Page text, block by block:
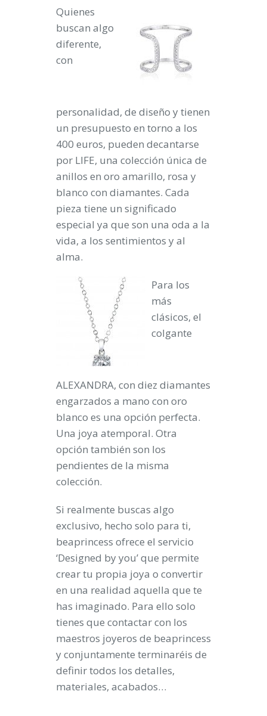
Quienes
buscan algo
diferente,
con
personalidad, de diseño y tienen
un presupuesto en torno a los
400 euros, pueden decantarse
por LIFE, una colección única de
anillos en oro amarillo, rosa y
blanco con diamantes. Cada
pieza tiene un significado
especial ya que son una oda a la
vida, a los sentimientos y al
alma.
Para los
más
clásicos, el
colgante
ALEXANDRA, con diez diamantes
engarzados a mano con oro
blanco es una opción perfecta.
Una joya atemporal. Otra
opción también son los
pendientes de la misma
colección.
Si realmente buscas algo
exclusivo, hecho solo para ti,
beaprincess ofrece el servicio
‘Designed by you’ que permite
crear tu propia joya o convertir
en una realidad aquella que te
has imaginado. Para ello solo
tienes que contactar con los
maestros joyeros de beaprincess
y conjuntamente terminaréis de
definir todos los detalles,
materiales, acabados…